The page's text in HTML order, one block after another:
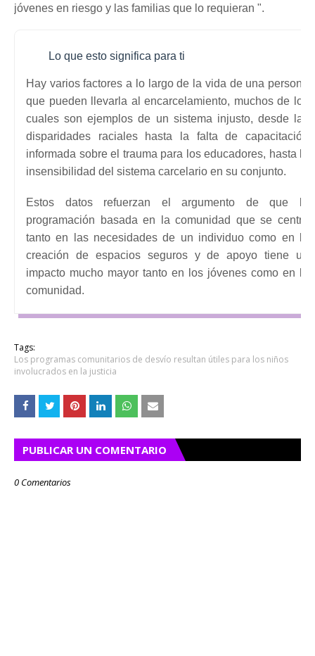
jóvenes en riesgo y las familias que lo requieran ".
Lo que esto significa para ti
Hay varios factores a lo largo de la vida de una persona
que pueden llevarla al encarcelamiento, muchos de los
cuales son ejemplos de un sistema injusto, desde las
disparidades raciales hasta la falta de capacitación
informada sobre el trauma para los educadores, hasta la
insensibilidad del sistema carcelario en su conjunto.
Estos datos refuerzan el argumento de que la
programación basada en la comunidad que se centra
tanto en las necesidades de un individuo como en la
creación de espacios seguros y de apoyo tiene un
impacto mucho mayor tanto en los jóvenes como en la
comunidad.
Tags:
Los programas comunitarios de desvío resultan útiles para los niños
involucrados en la justicia
PUBLICAR UN COMENTARIO
0 Comentarios